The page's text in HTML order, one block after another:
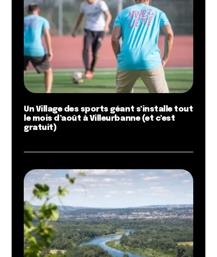
Un Village des sports géant s’installe tout
le mois d’août à Villeurbanne (et c’est
gratuit)